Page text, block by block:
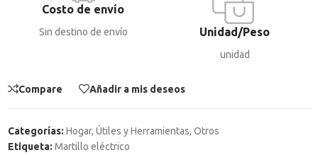
Costo de envío
Sin destino de envío Unidad/Peso
unidad
Compare Añadir a mis deseos
Categorías: Hogar, Útiles y Herramientas, Otros
Etiqueta: Martillo eléctrico